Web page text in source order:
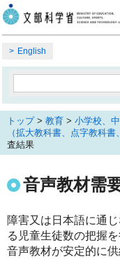
English
トップ> 教育 > 小学校、
（拡大教科書、点字教科書
査結果
音声教材需
障害又は日本語に通
る児童生徒数の把握
音声教材が安定的に